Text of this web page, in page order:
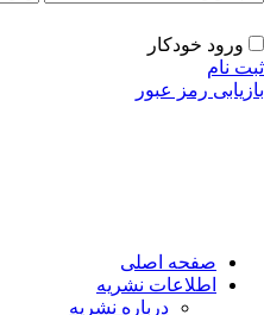
ورود خودکار
نام
رمز عبور
صفحه اصلی
اطلاعات نشریه
درباره نشریه